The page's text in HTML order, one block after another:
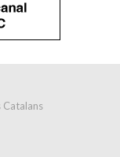
Catalans